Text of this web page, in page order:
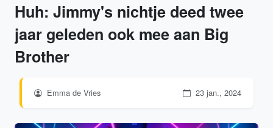
Huh: Jimmy's nichtje deed twee
jaar geleden ook mee aan Big
Brother
Emma de Vries 23 jan., 2024